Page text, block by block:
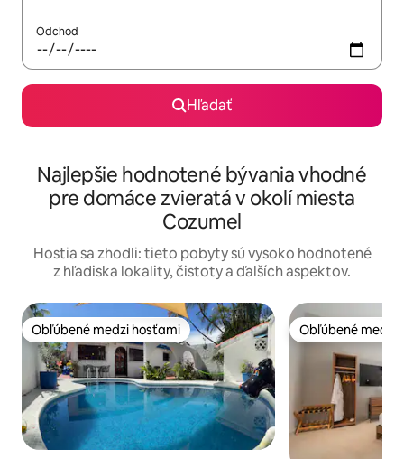
Odchod
Hľadať
Najlepšie hodnotené bývania vhodné
pre domáce zvieratá v okolí miesta
Cozumel
Hostia sa zhodli: tieto pobyty sú vysoko hodnotené
z hľadiska lokality, čistoty a ďalších aspektov.
Obľúbené medzi hosťami
Obľúbené medzi hosťami Obľúbené medzi
Obľúbené medzi